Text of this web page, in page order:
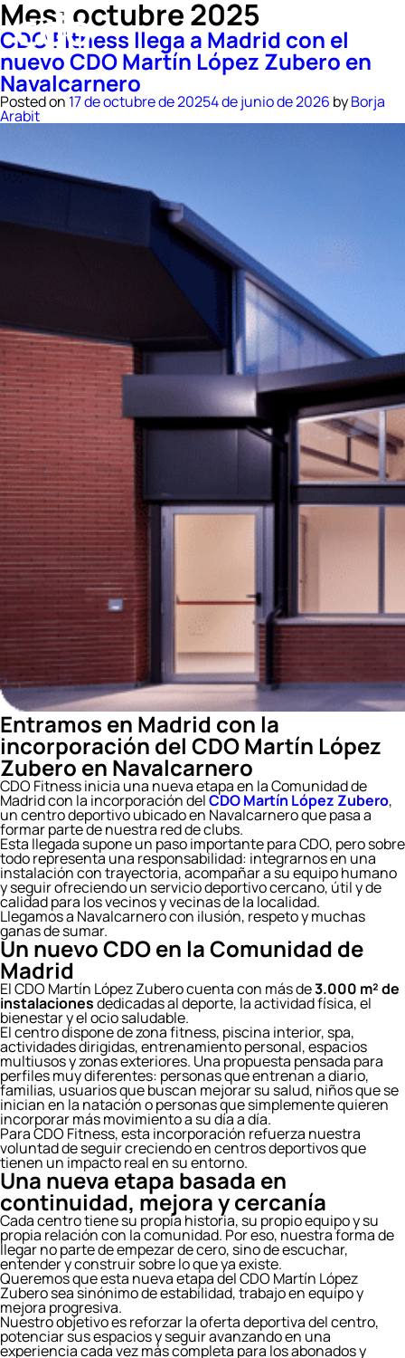
Mes: octubre 2025
CDO Fitness llega a Madrid con el
nuevo CDO Martín López Zubero en
Navalcarnero
Posted on 17 de octubre de 20254 de junio de 2026 byBorja
Arabit
Entramos en Madrid con la
incorporación del CDO Martín López
Zubero en Navalcarnero
CDO Fitness inicia una nueva etapa en la Comunidad de
Madrid con la incorporación delCDO Martín López Zubero,
un centro deportivo ubicado en Navalcarnero que pasa a
formar parte de nuestra red de clubs.
Esta llegada supone un paso importante para CDO, pero sobre
todo representa una responsabilidad: integrarnos en una
instalación con trayectoria, acompañar a su equipo humano
y seguir ofreciendo un servicio deportivo cercano, útil y de
calidad para los vecinos y vecinas de la localidad.
Llegamos a Navalcarnero con ilusión, respeto y muchas
ganas de sumar.
Un nuevo CDO en la Comunidad de
Madrid
El CDO Martín López Zubero cuenta con más de3.000 m² de
instalacionesdedicadas al deporte, la actividad física, el
bienestar y el ocio saludable.
El centro dispone de zona fitness, piscina interior, spa,
actividades dirigidas, entrenamiento personal, espacios
multiusos y zonas exteriores. Una propuesta pensada para
perfiles muy diferentes: personas que entrenan a diario,
familias, usuarios que buscan mejorar su salud, niños que se
inician en la natación o personas que simplemente quieren
incorporar más movimiento a su día a día.
Para CDO Fitness, esta incorporación refuerza nuestra
voluntad de seguir creciendo en centros deportivos que
tienen un impacto real en su entorno.
Una nueva etapa basada en
continuidad, mejora y cercanía
Cada centro tiene su propia historia, su propio equipo y su
propia relación con la comunidad. Por eso, nuestra forma de
llegar no parte de empezar de cero, sino de escuchar,
entender y construir sobre lo que ya existe.
Queremos que esta nueva etapa del CDO Martín López
Zubero sea sinónimo de estabilidad, trabajo en equipo y
mejora progresiva.
Nuestro objetivo es reforzar la oferta deportiva del centro,
potenciar sus espacios y seguir avanzando en una
experiencia cada vez más completa para los abonados y